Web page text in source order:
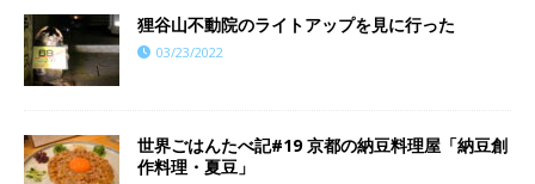
狸谷山不動院のライトアップを見に行った
03/23/2022
世界ごはんたべ記#19 京都の納豆料理屋「納豆創
作料理・夏豆」